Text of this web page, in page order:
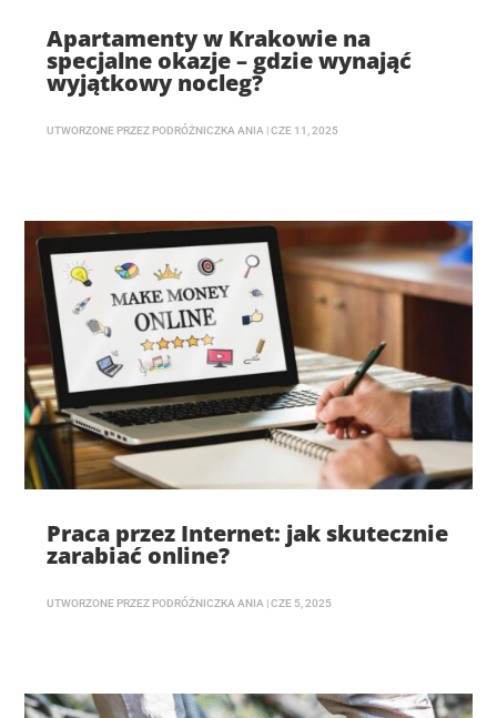
Apartamenty w Krakowie na
specjalne okazje – gdzie wynająć
wyjątkowy nocleg?
UTWORZONE PRZEZ PODRÓŻNICZKA ANIA |CZE 11, 2025
Praca przez Internet: jak skutecznie
zarabiać online?
UTWORZONE PRZEZ PODRÓŻNICZKA ANIA |CZE 5, 2025